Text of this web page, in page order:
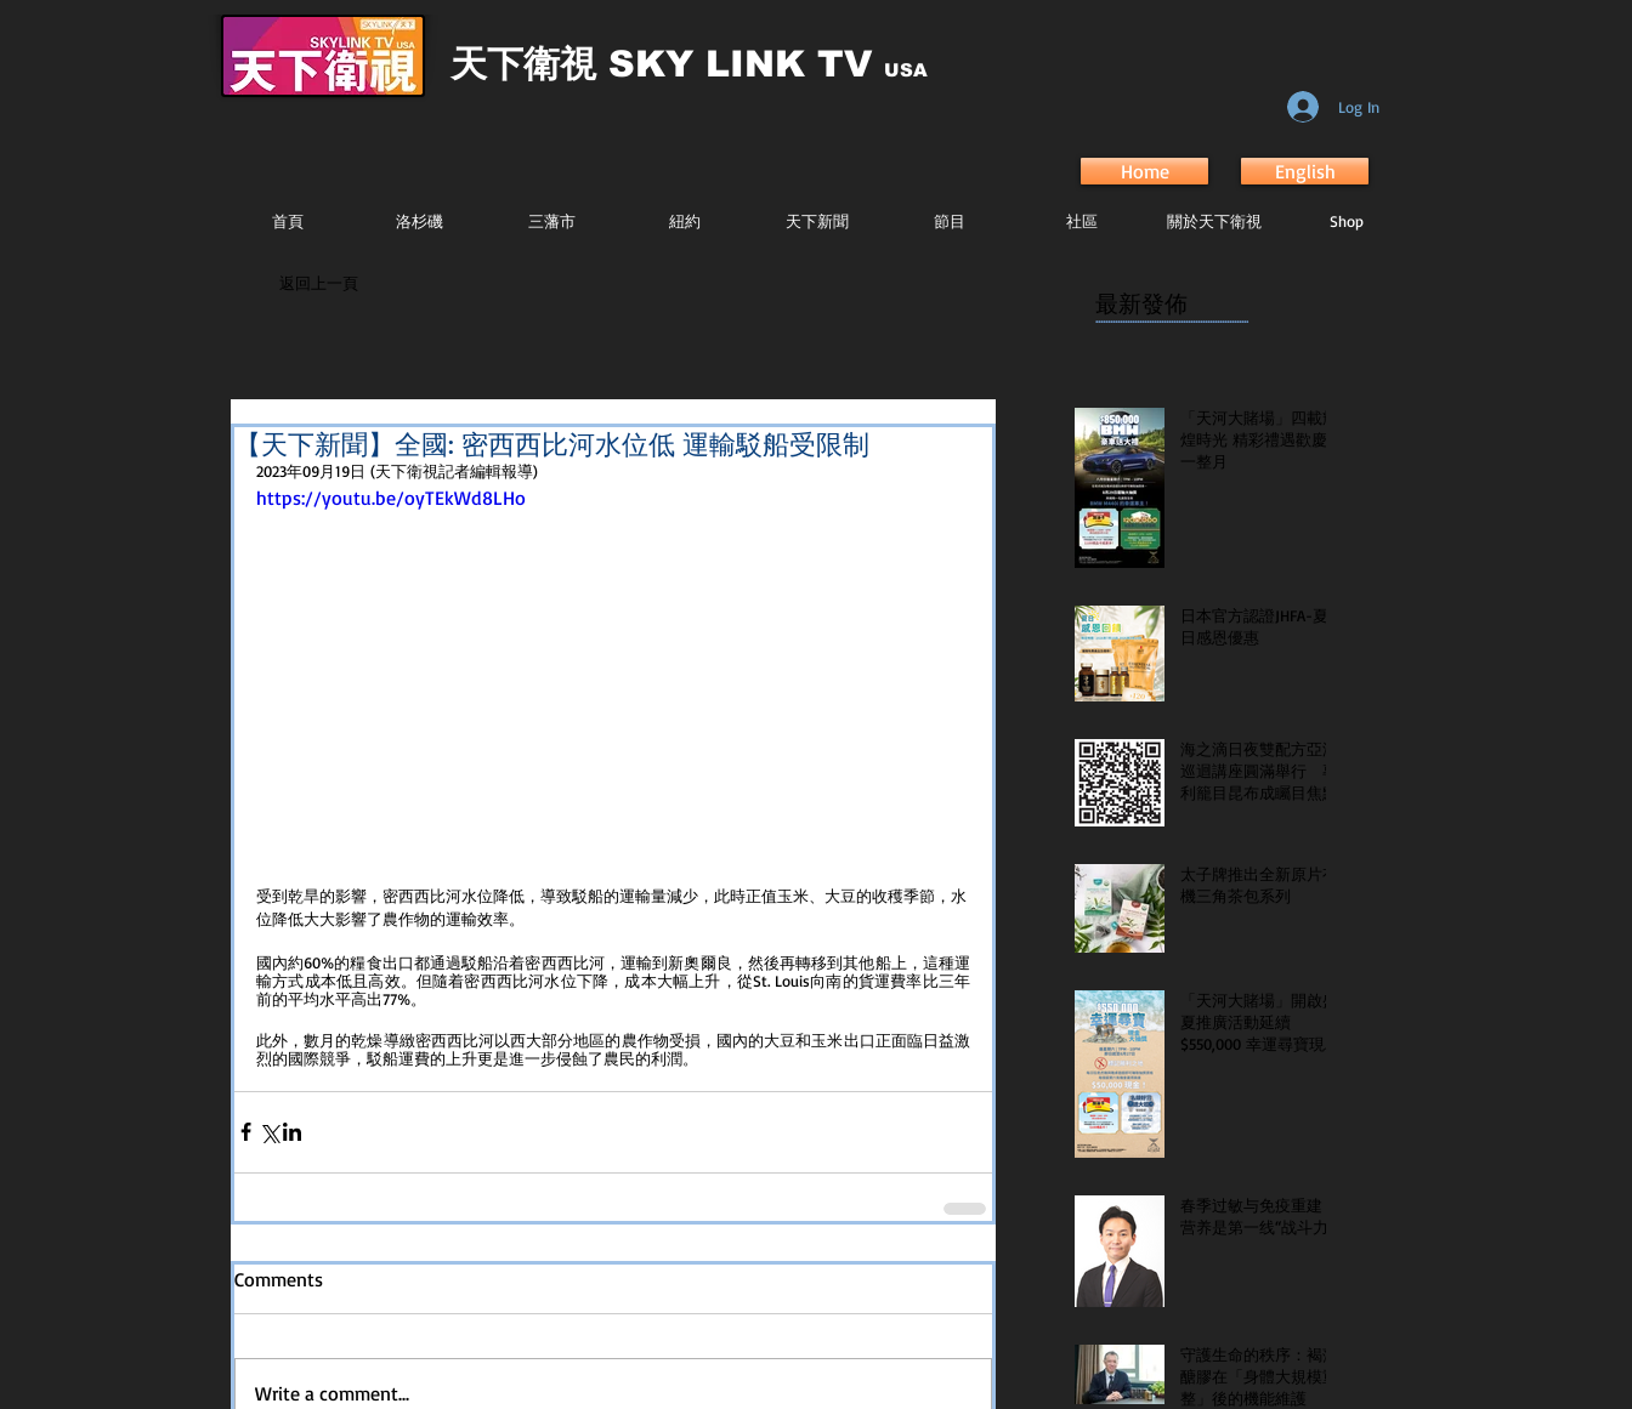
天下衛視SKY LINK TV USA
Log In
Home English
首頁 洛杉磯 三藩市 紐約 天下新聞 節目 社區 關於天下衛視 Shop
返回上一頁
【天下新聞】全國: 密西西比河水位低 運輸駁船受限制
2023年09月19日 (天下衛視記者編輯報導)
https://youtu.be/oyTEkWd8LHo
受到乾旱的影響，密西西比河水位降低，導致駁船的運輸量減少，此時正值玉米、大豆的收穫季節，水
位降低大大影響了農作物的運輸效率。
國內約60%的糧食出口都通過駁船沿着密西西比河，運輸到新奧爾良，然後再轉移到其他船上，這種運
輸方式成本低且高效。但隨着密西西比河水位下降，成本大幅上升，從St. Louis向南的貨運費率比三年
前的平均水平高出77%。
此外，數月的乾燥導緻密西西比河以西大部分地區的農作物受損，國內的大豆和玉米出口正面臨日益激
烈的國際競爭，駁船運費的上升更是進一步侵蝕了農民的利潤。
Comments
Write a comment...
最新發佈
...............................................................
「天河大賭場」四載輝
煌時光 精彩禮遇歡慶
一整月
日本官方認證JHFA-夏
日感恩優惠
海之滴日夜雙配方亞洲
巡迴講座圓滿舉行 專
利籠目昆布成矚目焦點
太子牌推出全新原片有
機三角茶包系列
「天河大賭場」開啟盛
夏推廣活動延續
$550,000 幸運尋寶現金
春季过敏与免疫重建：
营养是第一线“战斗力”
守護生命的秩序：褐藻
醣膠在「身體大規模重
整」後的機能維護